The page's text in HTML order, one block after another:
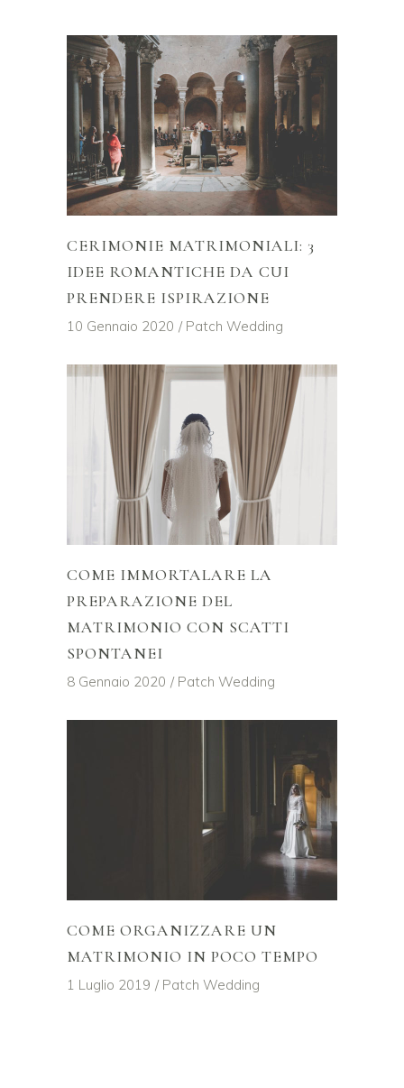
CERIMONIE MATRIMONIALI: 3
IDEE ROMANTICHE DA CUI
PRENDERE ISPIRAZIONE
10 Gennaio 2020 Patch Wedding
COME IMMORTALARE LA
PREPARAZIONE DEL
MATRIMONIO CON SCATTI
SPONTANEI
8 Gennaio 2020 Patch Wedding
COME ORGANIZZARE UN
MATRIMONIO IN POCO TEMPO
1 Luglio 2019 Patch Wedding